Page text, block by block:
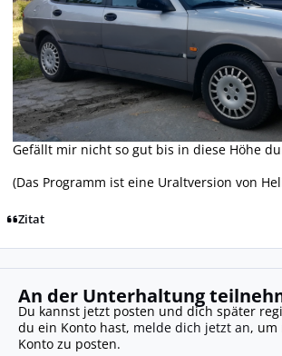
Gefällt mir nicht so gut bis in diese Höhe
(Das Programm ist eine Uraltversion von
Zitat
An der Unterhaltung
Du kannst jetzt posten und dich später
du ein Konto hast, melde dich jetzt an, um
Konto zu posten.